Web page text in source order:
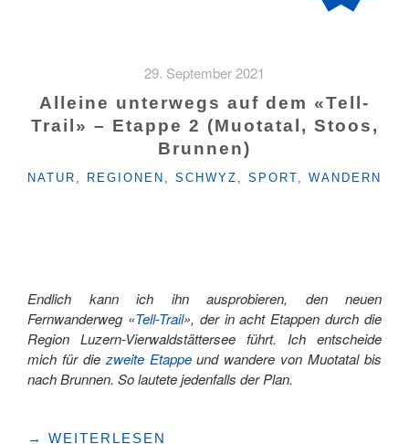
29. September 2021
Alleine unterwegs auf dem «Tell-
Trail» – Etappe 2 (Muotatal, Stoos,
Brunnen)
KATEGORIEN
NATUR , REGIONEN , SCHWYZ , SPORT, WANDERN
Endlich kann ich ihn ausprobieren, den neuen
Fernwanderweg «Tell-Trail», der in acht Etappen durch die
Region Luzern-Vierwaldstättersee führt. Ich entscheide
mich für die zweite Etappeund wandere von Muotatal bis
nach Brunnen. So lautete jedenfalls der Plan.
"ALLEINE
→ WEITERLESEN